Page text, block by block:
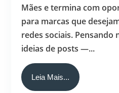
Mães e termina com
para marcas que
redes sociais. Pensando
ideias de posts —...
Leia Mais...